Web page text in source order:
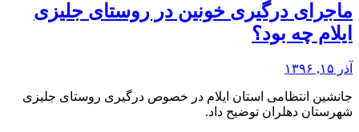
ماجرای درگیری خونین در روستای جلیزی
ایلام چه بود؟
آذر ۱۵, ۱۳۹۶
جانشین انتظامی استان ایلام در خصوص درگیری روستای جلیزی
شهرستان دهلران توضیح داد.